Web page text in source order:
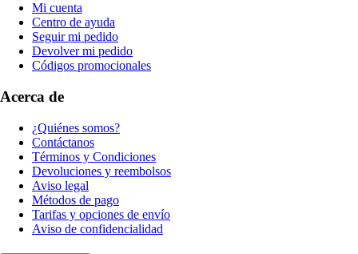
Mi cuenta
Centro de ayuda
Seguir mi pedido
Devolver mi pedido
Códigos promocionales
Acerca de
¿Quiénes somos?
Contáctanos
Términos y Condiciones
Devoluciones y reembolsos
Aviso legal
Métodos de pago
Tarifas y opciones de envío
Aviso de confidencialidad